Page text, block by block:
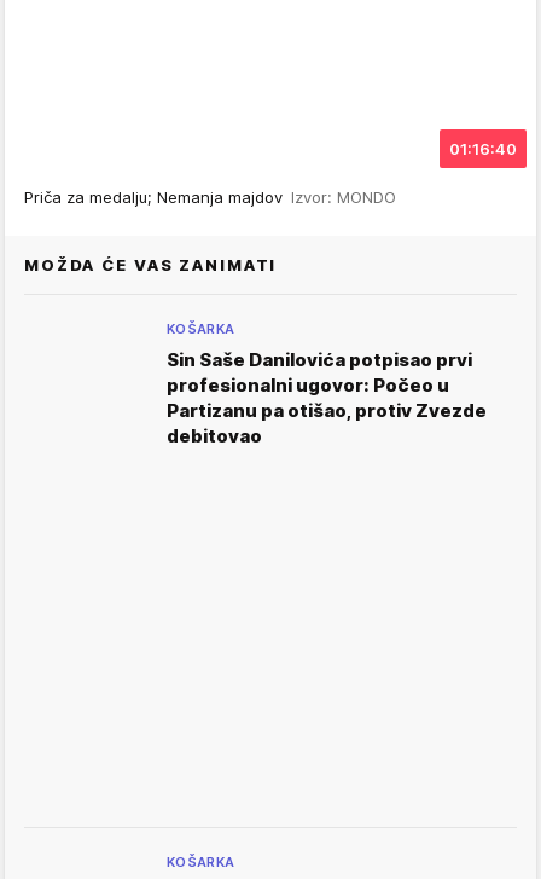
01:16:40
Priča za medalju; Nemanja majdov Izvor: MONDO
MOŽDA ĆE VAS ZANIMATI
KOŠARKA
Sin Saše Danilovića potpisao prvi
profesionalni ugovor: Počeo u
Partizanu pa otišao, protiv Zvezde
debitovao
KOŠARKA